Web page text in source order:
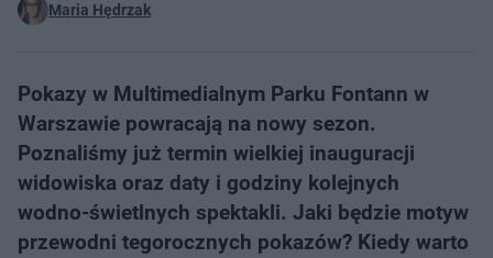
Maria Hędrzak
Pokazy w Multimedialnym Parku Fontann w
Warszawie powracają na nowy sezon.
Poznaliśmy już termin wielkiej inauguracji
widowiska oraz daty i godziny kolejnych
wodno-świetlnych spektakli. Jaki będzie motyw
przewodni tegorocznych pokazów? Kiedy warto